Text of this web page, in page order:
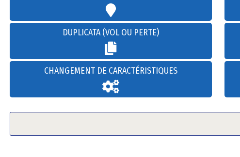
DUPLICATA (VOL OU PERTE)
CHANGEMENT DE CARACTÉRISTIQUES